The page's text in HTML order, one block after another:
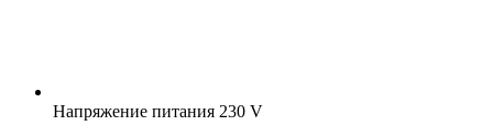
Напряжение питания 230 V